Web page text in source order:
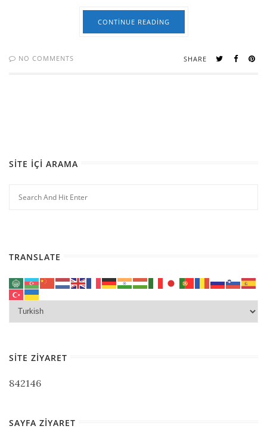
CONTINUE READING
NO COMMENTS SHARE
SITE İÇI ARAMA
TRANSLATE
SITE ZIYARET
842146
SAYFA ZIYARET